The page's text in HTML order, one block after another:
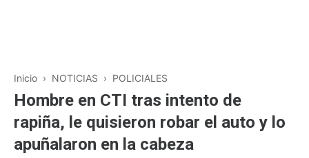
Inicio › NOTICIAS › POLICIALES
Hombre en CTI tras intento de
rapiña, le quisieron robar el auto y lo
apuñalaron en la cabeza